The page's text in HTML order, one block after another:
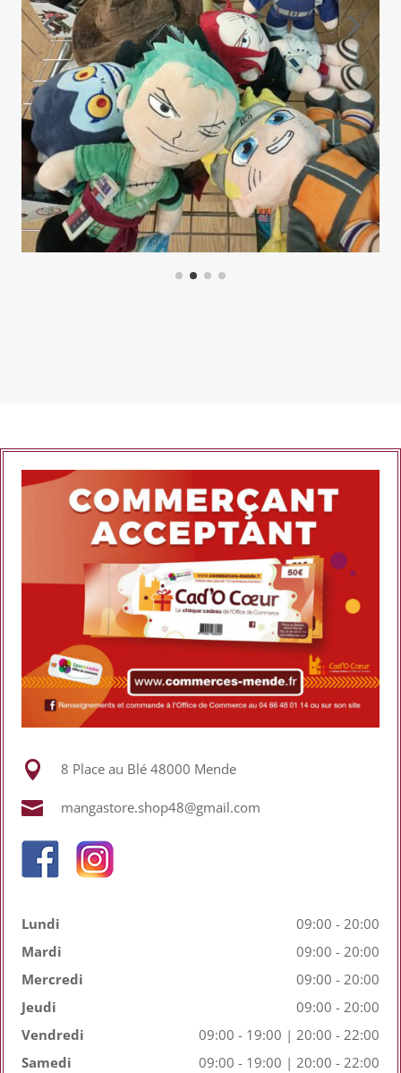
 8 Place au Blé 48000 Mende
 mangastore.shop48@gmail.com
Lundi
09:00 - 20:00
Mardi
09:00 - 20:00
Mercredi
09:00 - 20:00
Jeudi
09:00 - 20:00
Vendredi
09:00 - 19:00 | 20:00 - 22:00
Samedi
09:00 - 19:00 | 20:00 - 22:00